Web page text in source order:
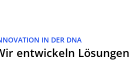
IN DER DNA
entwickeln